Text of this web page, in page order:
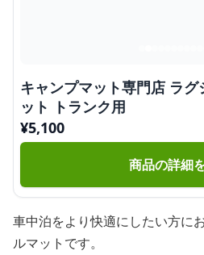
キャンプマット専門店 ラ
ット トランク用
¥5,100
商品の詳細
車中泊をより快適にしたい方に
ルマットです。